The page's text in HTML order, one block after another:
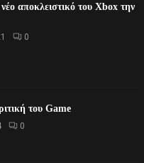
αποκλειστικό του Xbox την
0
του Game
0